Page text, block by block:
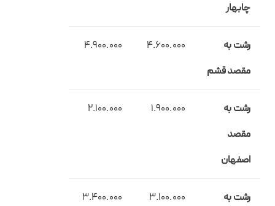
چابهار
رشت به
مقصد قشم
4.600.000
4.900.000
رشت به
مقصد
اصفهان
1.900.000
2.100.000
رشت به
3.100.000
3.400.000